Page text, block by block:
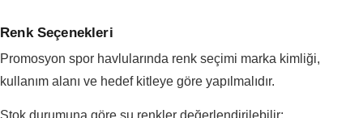
Renk Seçenekleri
Promosyon spor havlularında renk seçimi marka kimliği,
kullanım alanı ve hedef kitleye göre yapılmalıdır.
Stok durumuna göre şu renkler değerlendirilebilir: